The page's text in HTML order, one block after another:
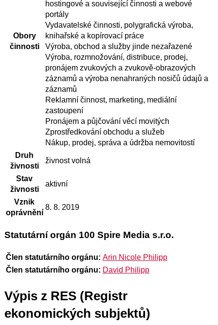
Obory
činnosti
hostingové a související činnosti a webové
portály
Vydavatelské činnosti, polygrafická výroba,
knihařské a kopírovací práce
Výroba, obchod a služby jinde nezařazené
Výroba, rozmnožování, distribuce, prodej,
pronájem zvukových a zvukově-obrazových
záznamů a výroba nenahraných nosičů údajů a
záznamů
Reklamní činnost, marketing, mediální
zastoupení
Pronájem a půjčování věcí movitých
Zprostředkování obchodu a služeb
Nákup, prodej, správa a údržba nemovitostí
Druh
živnosti
živnost volná
Stav
živnosti
aktivní
Vznik
oprávnění
8. 8. 2019
Statutární orgán 100 Spire Media s.r.o.
Člen statutárního orgánu: Arin Nicole Philipp
Člen statutárního orgánu: David Philipp
Výpis z RES (Registr
ekonomických subjektů)